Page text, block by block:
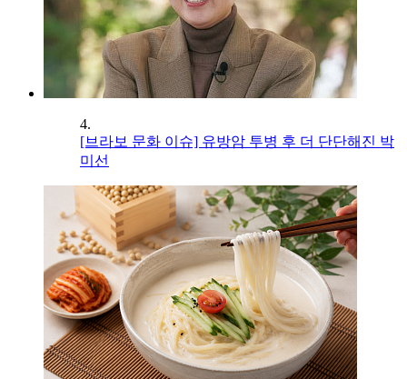
4.
[브라보 문화 이슈] 유방암 투병 후 더 단단해진 박
미선